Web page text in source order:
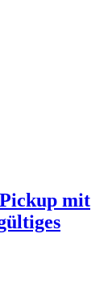
mit